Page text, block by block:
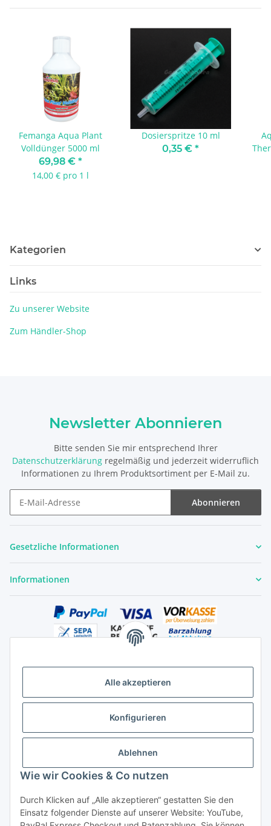
Alle akzeptieren
Konfigurieren
Ablehnen
Wie wir Cookies & Co nutzen
Durch Klicken auf „Alle akzeptieren“ gestatten Sie den
Einsatz folgender Dienste auf unserer Website: YouTube,
Femanga Aqua Plant
Volldünger 5000 ml
69,98 € *
14,00 € pro 1 l
Dosierspritze 10 ml
0,35 € *
Kategorien
Links
Zu unserer Website
Zum Händler-Shop
Newsletter Abonnieren
Bitte senden Sie mir entsprechend Ihrer
Datenschutzerklärung regelmäßig und jederzeit widerruflich
Informationen zu Ihrem Produktsortiment per E-Mail zu.
Abonnieren
Gesetzliche Informationen
Informationen
Vertrag widerrufen